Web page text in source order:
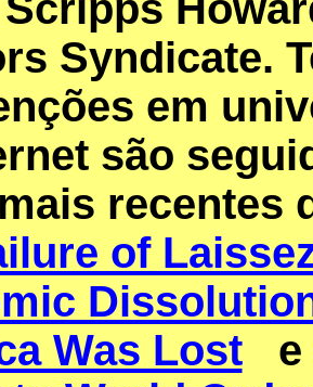
Syndicate.
em
são
recentes
of
Was Lost